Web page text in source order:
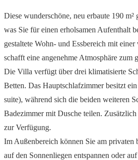
Diese wunderschöne, neu erbaute 190
was Sie für einen erholsamen Aufenthalt
gestaltete Wohn- und Essbereich mit
schafft eine angenehme Atmosphäre zum
Die Villa verfügt über drei klimatisierte
Betten. Das Hauptschlafzimmer besitzt
suite), während sich die beiden weiteren
Badezimmer mit Dusche teilen. Zusätzlich
zur Verfügung.
Im Außenbereich können Sie am privaten
auf den Sonnenliegen entspannen oder